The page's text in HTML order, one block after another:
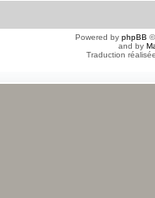
Powered by phpBB
and by
Traduction